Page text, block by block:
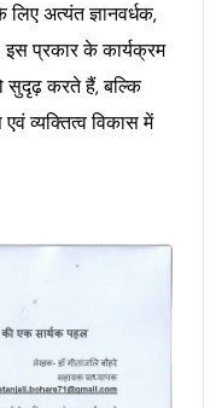
लिए अत्यंत ज्ञानवर्धक,
प्रकार के कार्यक्रम
सुदृढ़ करते हैं, बल्कि
व्यक्तित्व विकास में